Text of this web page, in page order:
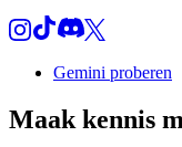
Gemini proberen
Maak kennis